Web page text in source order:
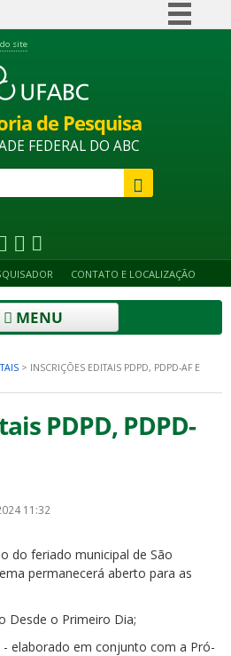
Acesso à informação
site
de Pesquisa
FEDERAL DO ABC
CONTATO E LOCALIZAÇÃO
MENU
> INSCRIÇÕES EDITAIS PDPD, PDPD-AF E
PDPD, PDPD-
11:32
do feriado municipal de São
permanecerá aberto para as
Desde o Primeiro Dia;
- elaborado em conjunto com a Pró-